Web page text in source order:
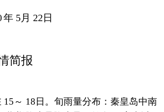
年 5月 22 日
简报
15 ～ 18 日。旬雨量分布：秦皇岛中南